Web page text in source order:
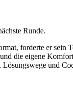
Runde.
forderte er sein
die eigene
und